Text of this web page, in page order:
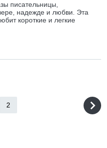
писательницы,
надежде и любви. Эта
короткие и легкие
2